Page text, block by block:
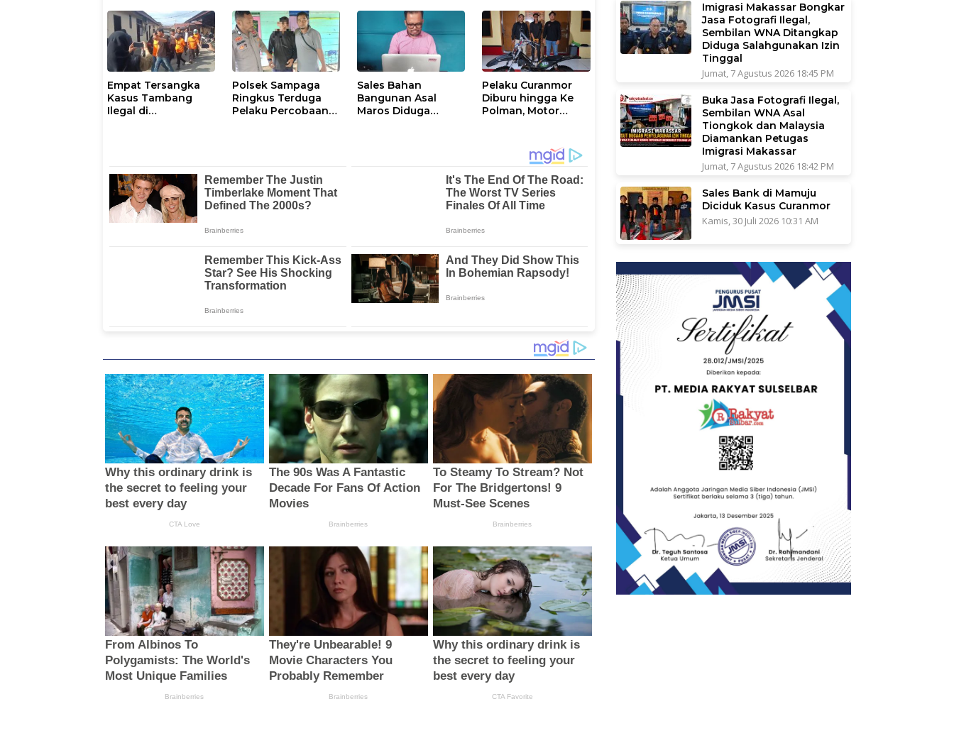
Salahgunakan Izin
Tinggal
Imigrasi Makassar
Berstatus Saksi
Empat Tersangka
Kasus Tambang
Ilegal di
Polsek Sampaga
Ringkus Terduga
Pelaku Percobaan
Sales Bahan
Bangunan Asal
Maros Diduga
Pelaku Curanmor
Diburu hingga Ke
Polman, Motor
Imigrasi Makassar Bongkar
Jasa Fotografi Ilegal,
Sembilan WNA Ditangkap
Diduga Salahgunakan Izin
Tinggal
Jumat, 7 Agustus 2026 18:45 PM
Buka Jasa Fotografi Ilegal,
Sembilan WNA Asal
Tiongkok dan Malaysia
Diamankan Petugas
Imigrasi Makassar
Jumat, 7 Agustus 2026 18:42 PM
Sales Bank di Mamuju
Diciduk Kasus Curanmor
Kamis, 30 Juli 2026 10:31 AM